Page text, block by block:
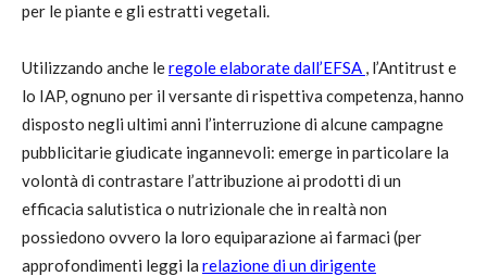
per le piante e gli estratti vegetali.
Utilizzando anche leregole elaborate dall’EFSA , l’Antitrust e
lo IAP, ognuno per il versante di rispettiva competenza, hanno
disposto negli ultimi anni l’interruzione di alcune campagne
pubblicitarie giudicate ingannevoli: emerge in particolare la
volontà di contrastare l’attribuzione ai prodotti di un
efficacia salutistica o nutrizionale che in realtà non
possiedono ovvero la loro equiparazione ai farmaci (per
approfondimenti leggi la relazione di un dirigente